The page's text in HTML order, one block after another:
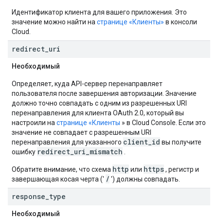
Идентификатор клиента для вашего приложения. Это
значение можно найти на странице «Клиенты» в консоли
Cloud.
redirect uri
Необходимый
Определяет, куда API-сервер перенаправляет
пользователя после завершения авторизации. Значение
должно точно совпадать с одним из разрешенных URI
перенаправления для клиента OAuth 2.0, который вы
настроили на странице «Клиенты » в Cloud Console. Если это
значение не совпадает с разрешенным URI
перенаправления для указанного client_id вы получите
ошибку redirect_uri_mismatch
Обратите внимание, что схема http или https, регистр и
завершающая косая черта (' / ') должны совпадать.
response type
Необходимый